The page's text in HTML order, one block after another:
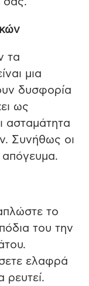
τα
μια
δυσφορία
ως
ασταμάτητα
Συνήθως οι
απόγευμα.
το
του την
ελαφρά
ρευτεί.